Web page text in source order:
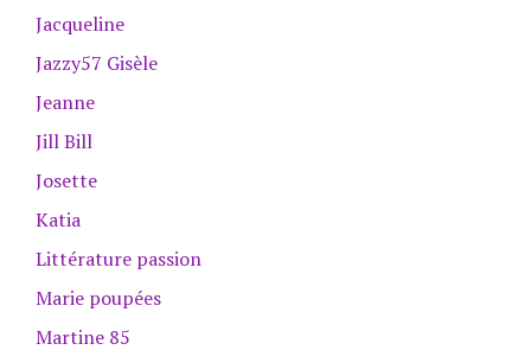
Jacqueline
Jazzy57 Gisèle
Jeanne
Jill Bill
Josette
Katia
Littérature passion
Marie poupées
Martine 85